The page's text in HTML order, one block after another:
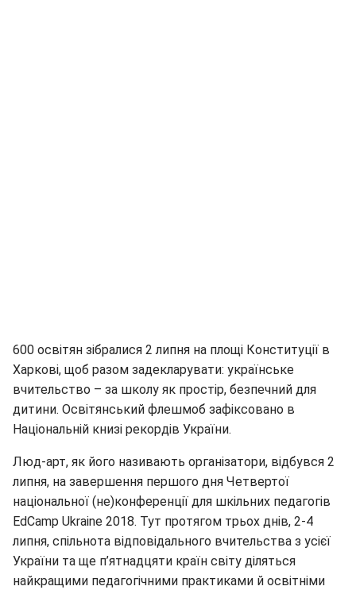
600 освітян зібралися 2 липня на площі Конституції в
Харкові, щоб разом задекларувати: українське
вчительство – за школу як простір, безпечний для
дитини. Освітянський флешмоб зафіксовано в
Національній книзі рекордів України.
Люд-арт, як його називають організатори, відбувся 2
липня, на завершення першого дня Четвертої
національної (не)конференції для шкільних педагогів
EdCamp Ukraine 2018. Тут протягом трьох днів, 2-4
липня, спільнота відповідального вчительства з усієї
України та ще п’ятнадцяти країн світу діляться
найкращими педагогічними практиками й освітніми